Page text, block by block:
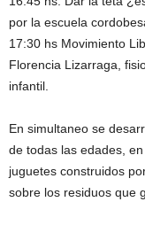
por la escuela
17:30 hs Movimiento
Florencia Lizarraga,
infantil.
En simultaneo se
de todas las edades,
juguetes construidos
sobre los residuos que